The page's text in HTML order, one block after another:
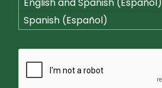
Spanish (Español)